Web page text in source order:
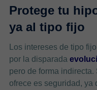
Protege tu
ya al tipo fijo
Los intereses de tipo
por la disparada
pero de forma
ofrece es seguridad, ya